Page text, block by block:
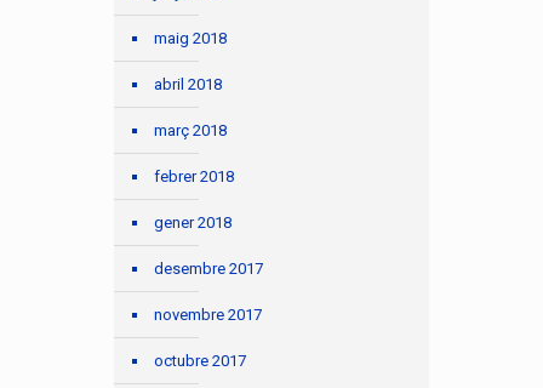
maig 2018
abril 2018
març 2018
febrer 2018
gener 2018
desembre 2017
novembre 2017
octubre 2017